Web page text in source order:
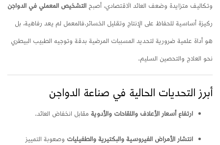
وتكاليف متزايدة وضعف العائد الاقتصادي، أصبح التشخيص المعملي في الدواجن
ركيزة أساسية للحفاظ على الإنتاج وتقليل الخسائر.فالمعمل لم يعد رفاهية، بل
هو أداة علمية ضرورية لتحديد المسببات المرضية بدقة وتوجيه الطبيب البيطري
نحو العلاج والتحصين السليم.
أبرز التحديات الحالية في صناعة الدواجن
ارتفاع أسعار الأعلاف واللقاحات والأدوية مقابل انخفاض العائد.
انتشار الأمراض الفيروسية والبكتيرية والطفيليات وصعوبة التمييز